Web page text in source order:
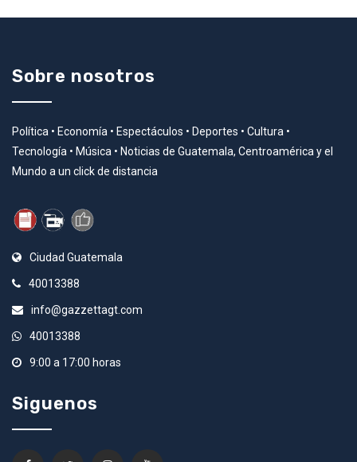
Sobre nosotros
Política • Economía • Espectáculos • Deportes • Cultura •
Tecnología • Música • Noticias de Guatemala, Centroamérica y el
Mundo a un click de distancia
Ciudad Guatemala
40013388
info@gazzettagt.com
40013388
9:00 a 17:00 horas
Siguenos